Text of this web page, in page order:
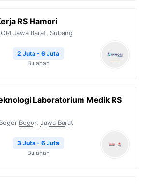
RS Hamori
Jawa Barat, Subang
2 Juta - 6 Juta
Bulanan
Laboratorium Medik RS
Bogor, Jawa Barat
3 Juta - 6 Juta
Bulanan